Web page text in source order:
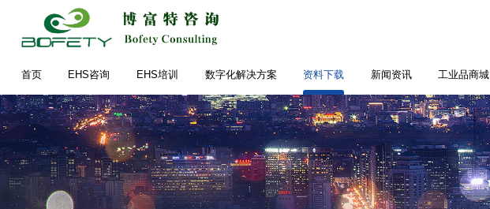
首页 EHS咨询 EHS培训 数字化解决方案 资料下载 新闻资讯 工业品商城